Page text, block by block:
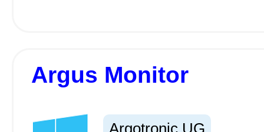
Argus Monitor
Argotronic UG